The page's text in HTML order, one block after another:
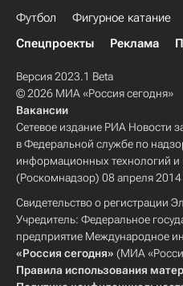
Футбол Фигурное катание
Спецпроекты
Реклама
Версия 2023.1 Beta
© 2026 МИА «Россия сегодня»
Вакансии
Сетевое издание РИА Новости
в Федеральной службе по
информационных технологий
(Роскомнадзор) 08 апреля 2014
Свидетельство о регистрации
Учредитель: Федеральное
предприятие Международное
«Россия сегодня» (МИА
Правила использования